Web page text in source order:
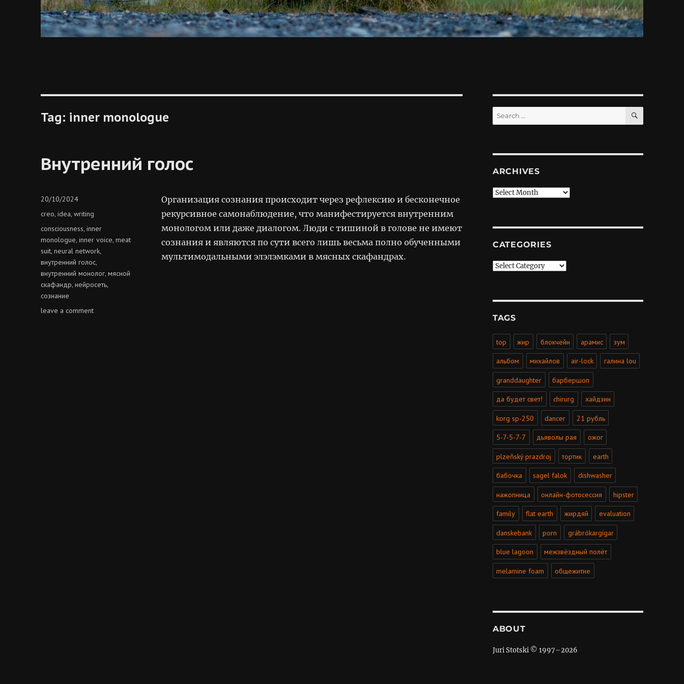
Tag: inner monologue
Внутренний голос
Организация сознания происходит через рефлексию и бесконечное
рекурсивное самонаблюдение, что манифестируется внутренним
монологом или даже диалогом. Люди с тишиной в голове не имеют
сознания и являются по сути всего лишь весьма полно обученными
мультимодальными элэлэмками в мясных скафандрах.
Posted
20/10/2024
Categories
creo,idea,writing
Tags
consciousness,inner
monologue,inner voice,meat
suit,neural network,
внутренний голос,
внутренний монолог,мясной
скафандр,нейросеть,
сознание
leave a commenton
Search
for:
SEARCH
ARCHIVES
Archives
CATEGORIES
Categories
TAGS
top жир блокчейн арамис зум
альбом михайлов air-lock галина lou
granddaughter барбершоп
да будет свет! сhirurg хайдзин
korg sp-250 dancer 21 рубль
5-7-5-7-7 дьяволы рая ожог
plzeňský prazdroj тортик earth
бабочка sagel falok dishwasher
нажопница онлайн-фотосессия hipster
family flat earth жирдяй evaluation
danskebank porn grábrókargígar
blue lagoon межзвёздный полёт
melamine foam общежитие
ABOUT
Juri Stotski © 1997–2026